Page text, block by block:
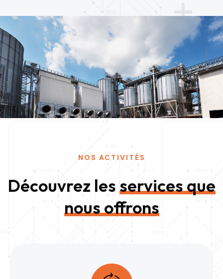
NOS ACTIVITÉS
Découvrez lesservices que
nous offrons